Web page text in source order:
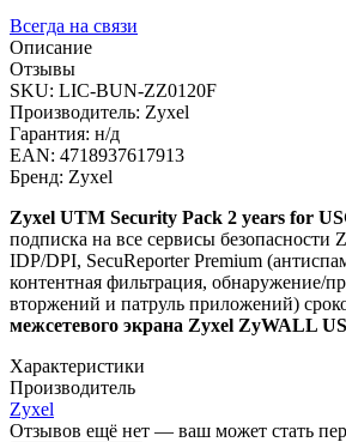
Всегда на связи
Описание
Отзывы
SKU: LIC-BUN-ZZ0120F
Производитель: Zyxel
Гарантия: н/д
EAN: 4718937617913
Бренд: Zyxel
Zyxel UTM Security Pack 2 years for
подписка на все сервисы безопасности
IDP/DPI, SecuReporter Premium
контентная фильтрация, обнаружение/
вторжений и патруль приложений)
межсетевого экрана Zyxel ZyWALL
Характеристики
Производитель
Zyxel
Отзывов ещё нет — ваш может стать